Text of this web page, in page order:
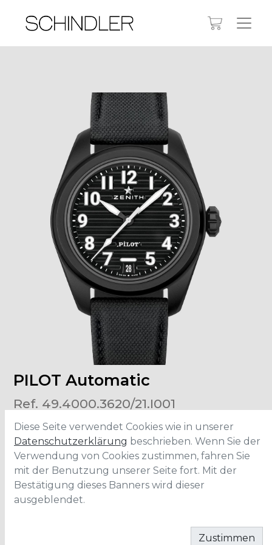
PILOT Automatic
Ref. 49.4000.3620/21.I001
Grösse:
40mm
Material
Keramik
10 ATM
Uhrwerk: El Primero
IN DEN WARENKORB
Diese Seite verwendet Cookies wie in unserer
Datenschutzerklärung beschrieben. Wenn Sie der
Verwendung von Cookies zustimmen, fahren Sie
mit der Benutzung unserer Seite fort. Mit der
Bestätigung dieses Banners wird dieser
ausgeblendet.
Zustimmen